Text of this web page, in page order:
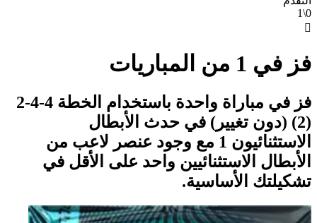
0\1

فز في 1 من المباريات
فز في مباراة واحدة باستخدام الخطة 4-4-2
(2) (دون تغيير) في حدث الأبطال
الاستثنائيون 1 مع وجود عنصر لاعب من
الأبطال الاستثنائيين واحد على الأقل في
تشكيلتك الأساسية.